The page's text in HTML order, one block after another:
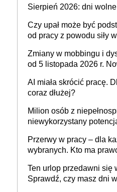
zespołu
Sierpień 2026: dni
Czy upał może być
od pracy z powodu siły
Zmiany w mobbingu i
od 5 listopada 2026 r.
Ustaw
AI miała skrócić pracę.
coraz dłużej?
Milion osób z
niewykorzystany
dofinansowań czy
stronie systemu i
pracodawców [WYWIAD]
Przerwy w pracy – dla
wybranych. Kto ma
Ten urlop przedawni się
Sprawdź, czy masz dni